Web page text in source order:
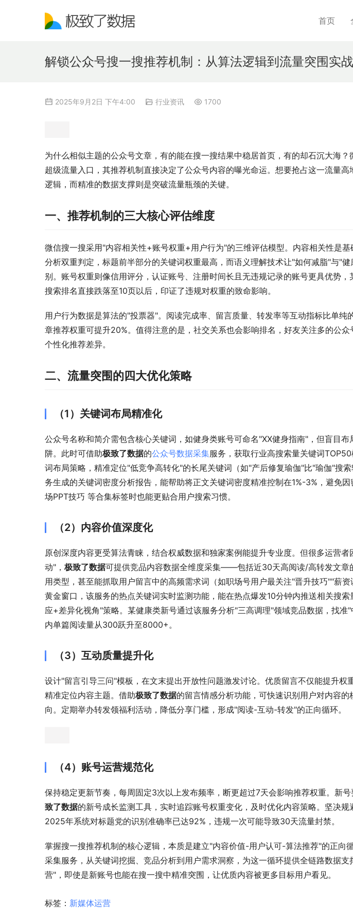
首页
解锁公众号搜一搜推荐机制：从算法逻辑到流量突围实
2025年9月2日 下午4:00 行业资讯 1700
为什么相似主题的公众号文章，有的能在搜一搜结果中稳居首页，有的却石沉大海
超级流量入口，其推荐机制直接决定了公众号内容的曝光命运。想要抢占这一流量
逻辑，而精准的数据支撑则是突破流量瓶颈的关键。
一、推荐机制的三大核心评估维度
微信搜一搜采用"内容相关性+账号权重+用户行为"的三维评估模型。内容相关性是
分析双重判定，标题前半部分的关键词权重最高，而语义理解技术让"如何减脂"与"
别。账号权重则像信用评分，认证账号、注册时间长且无违规记录的账号更具优势，
搜索排名直接跌落至10页以后，印证了违规对权重的致命影响。
用户行为数据是算法的"投票器"。阅读完成率、留言质量、转发率等互动指标比单纯
章推荐权重可提升20%。值得注意的是，社交关系也会影响排名，好友关注多的公
个性化推荐差异。
二、流量突围的四大优化策略
（1）关键词布局精准化
公众号名称和简介需包含核心关键词，如健身类账号可命名"XX健身指南"，但盲目
阱。此时可借助极致了数据的公众号数据采集服务，获取行业高搜索量关键词
词布局策略，精准定位"低竞争高转化"的长尾关键词（如"产后修复瑜伽"比"瑜伽"搜
务生成的关键词密度分析报告，能帮助将正文关键词密度精准控制在1%-3%，避免
场PPT技巧 等合集标签时也能更贴合用户搜索习惯。
（2）内容价值深度化
原创深度内容更受算法青睐，结合权威数据和独家案例能提升专业度。但很多运营
动"， 极致了数据可提供竞品内容数据全维度采集——包括近30天高阅读/高转发文章
用类型，甚至能抓取用户留言中的高频需求词（如职场号用户最关注"晋升技巧""薪
黄金窗口，该服务的热点关键词实时监测功能，能在热点爆发10分钟内推送相关搜
应+差异化视角"策略。某健康类新号通过该服务分析"三高调理"领域竞品数据，找准
内单篇阅读量从300跃升至8000+。
（3）互动质量提升化
设计"留言引导三问"模板，在文末提出开放性问题激发讨论。优质留言不仅能提升权
精准定位内容主题。借助极致了数据的留言情感分析功能，可快速识别用户对内容
向。定期举办转发领福利活动，降低分享门槛，形成"阅读-互动-转发"的正向循环。
（4）账号运营规范化
保持稳定更新节奏，每周固定3次以上发布频率，断更超过7天会影响推荐权重。新
致了数据的新号成长监测工具，实时追踪账号权重变化，及时优化内容策略。坚决规
2025年系统对标题党的识别准确率已达92%，违规一次可能导致30天流量封禁。
掌握搜一搜推荐机制的核心逻辑，本质是建立"内容价值-用户认可-算法推荐"的正向
采集服务，从关键词挖掘、竞品分析到用户需求洞察，为这一循环提供全链路数据
营"，即使是新账号也能在搜一搜中精准突围，让优质内容被更多目标用户看见。
标签： 新媒体运营